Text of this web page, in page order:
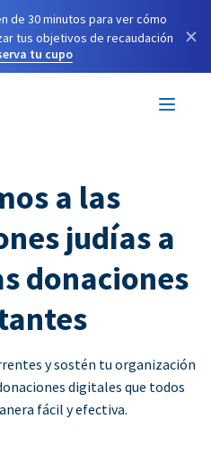
de 30 minutos para ver cómo
tus objetivos de recaudación
tu cupo
×
a las
judías a
donaciones
y sostén tu organización
digitales que todos
fácil y efectiva.